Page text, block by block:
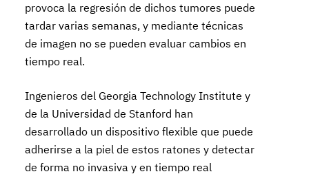
provoca la regresión de dichos tumores puede
tardar varias semanas, y mediante técnicas
de imagen no se pueden evaluar cambios en
tiempo real.
Ingenieros del Georgia Technology Institute y
de la Universidad de Stanford han
desarrollado un dispositivo flexible que puede
adherirse a la piel de estos ratones y detectar
de forma no invasiva y en tiempo real